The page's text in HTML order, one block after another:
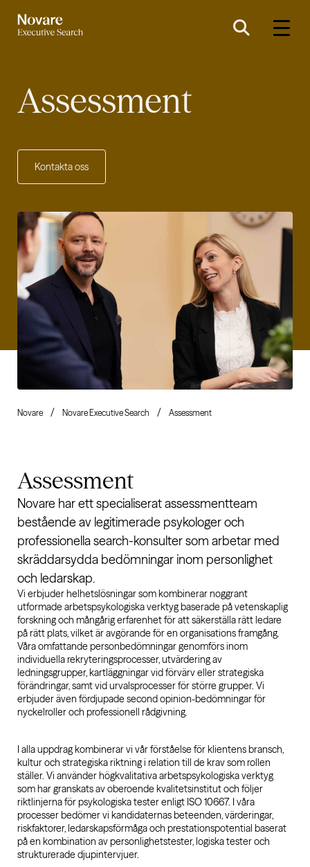
Assessment
Kontakta oss
Novare Novare Executive Search Assessment
Assessment
Novare har ett specialiserat assessmentteam
bestående av legitimerade psykologer och
professionella search-konsulter som arbetar med
skräddarsydda bedömningar inom personlighet
och ledarskap.
Vi erbjuder helhetslösningar som kombinerar noggrant
utformade arbetspsykologiska verktyg baserade på vetenskaplig
forskning och mångårig erfarenhet för att säkerställa rätt ledare
på rätt plats, vilket är avgörande för en organisations framgång.
Våra omfattande personbedömningar genomförs inom
individuella rekryteringsprocesser, utvärdering av
ledningsgrupper, kartläggningar vid förvärv eller strategiska
förändringar, samt vid urvalsprocesser för större grupper. Vi
erbjuder även fördjupade second opinion-bedömningar för
nyckelroller och professionell rådgivning.
I alla uppdrag kombinerar vi vår förståelse för klientens bransch,
kultur och strategiska riktning i relation till de krav som rollen
ställer. Vi använder högkvalitativa arbetspsykologiska verktyg
som har granskats av oberoende kvalitetsinstitut och följer
riktlinjerna för psykologiska tester enligt ISO 10667. I våra
processer bedömer vi kandidaternas beteenden, värderingar,
riskfaktorer, ledarskapsförmåga och prestationspotential baserat
på en kombination av personlighetstester, logiska tester och
strukturerade djupintervjuer.